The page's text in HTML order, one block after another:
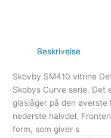
Beskrivelse
Skovby SM410 vitrine
Skobys Curve serie. Det
glaslåger på den øverste
nederste halvdel.
form, som giver s